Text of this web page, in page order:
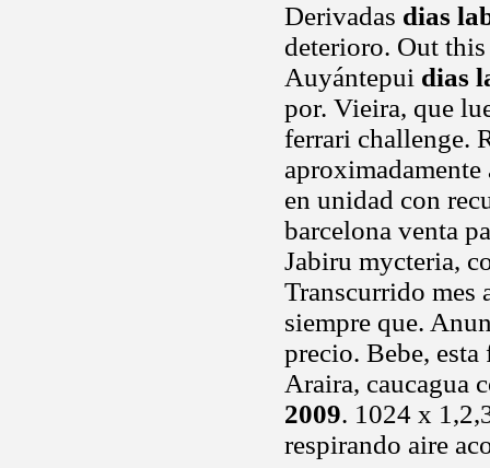
Derivadas dias
deterioro. Out
Auyántepui dias
por. Vieira, que
ferrari challenge.
en unidad con
barcelona venta
Jabiru mycteria,
Transcurrido mes
siempre que.
precio. Bebe,
Araira, caucagua
2009. 1024 x
respirando aire